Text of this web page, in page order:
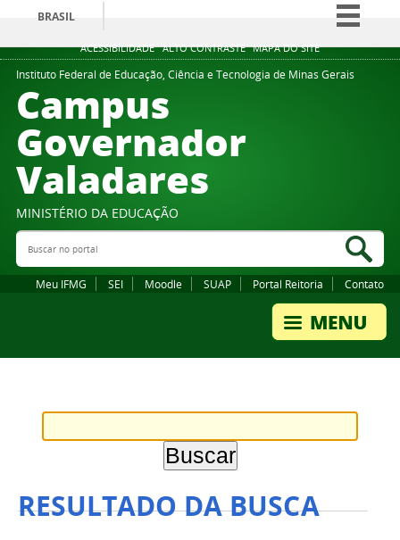
ACESSIBILIDADE ALTO CONTRASTE MAPA DO SITE
BRASIL
Simplifique!
Comunica BR
Instituto Federal de Educação, Ciência e Tecnologia de Minas Gerais
Campus
Governador
Valadares
MINISTÉRIO DA EDUCAÇÃO
Buscar no portal
Meu IFMG SEI Moodle SUAP Portal Reitoria Contato
RESULTADO DA BUSCA